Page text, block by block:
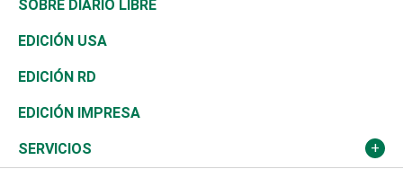
Reportajes
África
Ocenanía
Caribe
Resto del mundo
Vivienda
Telecom.
Global y variable
Economía personal
Buena Vida
Sociales
Novedades
Podcast Arte Libre
Ciclismo
Tenis
Olimpismo
Más deportes
En Directo
El Espía
Noticiero Poteleche
Columnistas
Clima
Tecnología
Historia
Martes de tecnología
Cambio climático
Mundo
Economía
Revista
Deportes
Opinión
SOBRE DIARIO LIBRE
EDICIÓN USA
EDICIÓN RD
EDICIÓN IMPRESA
SERVICIOS